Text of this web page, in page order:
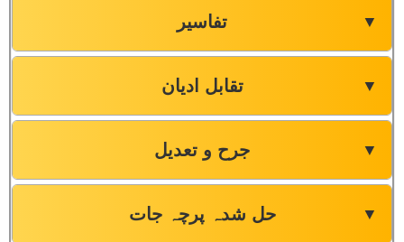
تفاسیر ▼
تقابل ادیان ▼
جرح و تعدیل ▼
حل شدہ پرچہ جات ▼